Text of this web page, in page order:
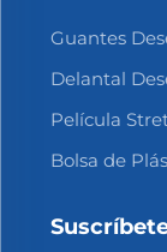
Guantes
Delantal
Película
Bolsa de